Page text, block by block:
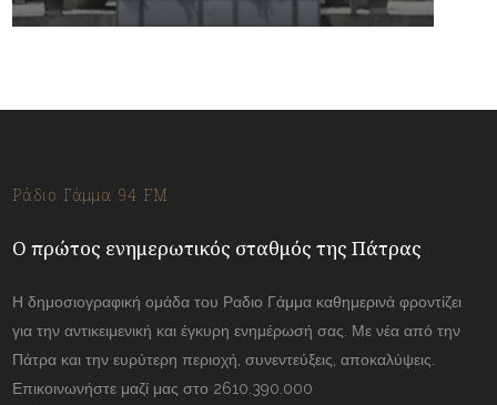
Ράδιο Γάμμα 94 FM
Ο πρώτος ενημερωτικός σταθμός της Πάτρας
Η δημοσιογραφική ομάδα του Ραδιο Γάμμα καθημερινά φροντίζει
για την αντικειμενική και έγκυρη ενημέρωσή σας. Με νέα από την
Πάτρα και την ευρύτερη περιοχή, συνεντεύξεις, αποκαλύψεις.
Επικοινωνήστε μαζί μας στο 2610.390.000